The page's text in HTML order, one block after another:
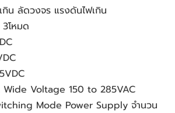
กิน ลัดวงจร แรงดันไฟเกิน
โหมด
Voltage 150 to 285VAC
Mode Power Supply จำนวน